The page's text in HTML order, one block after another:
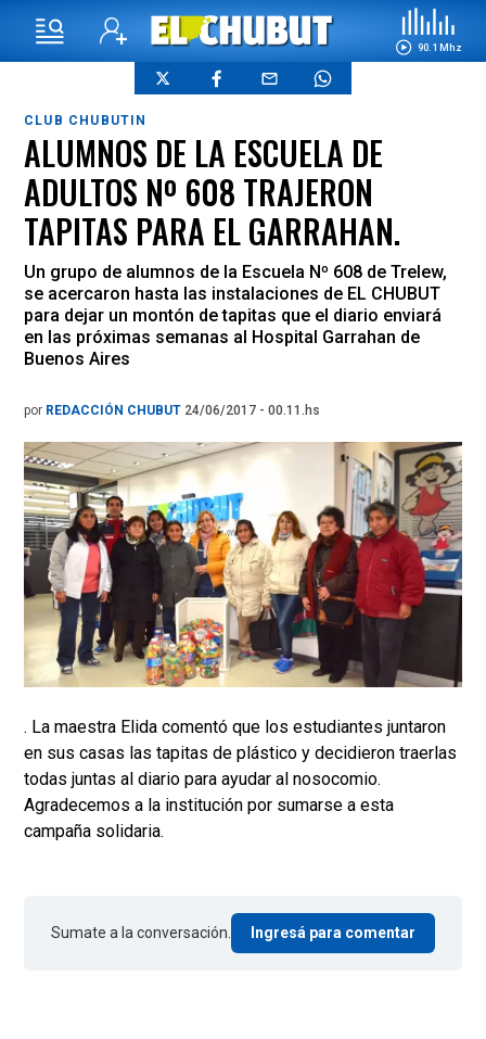
90.1 Mhz
CLUB CHUBUTIN
ALUMNOS DE LA ESCUELA DE
ADULTOS Nº 608 TRAJERON
TAPITAS PARA EL GARRAHAN.
Un grupo de alumnos de la Escuela Nº 608 de Trelew,
se acercaron hasta las instalaciones de EL CHUBUT
para dejar un montón de tapitas que el diario enviará
en las próximas semanas al Hospital Garrahan de
Buenos Aires
por REDACCIÓN CHUBUT 24/06/2017 - 00.11.hs
. La maestra Elida comentó que los estudiantes juntaron
en sus casas las tapitas de plástico y decidieron traerlas
todas juntas al diario para ayudar al nosocomio.
Agradecemos a la institución por sumarse a esta
campaña solidaria.
Sumate a la conversación. Ingresá para comentar